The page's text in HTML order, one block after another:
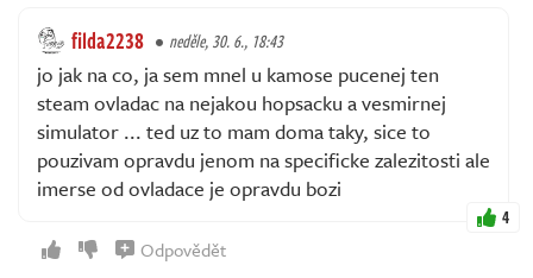
filda2238 neděle, 30. 6., 18:43
jo jak na co, ja sem mnel u kamose pucenej ten
steam ovladac na nejakou hopsacku a vesmirnej
simulator ... ted uz to mam doma taky, sice to
pouzivam opravdu jenom na specificke zalezitosti ale
imerse od ovladace je opravdu bozi
4
Odpovědět